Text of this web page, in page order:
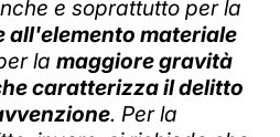
e soprattutto per la
all'elemento materiale
la maggiore gravità
caratterizza il delitto
. Per la